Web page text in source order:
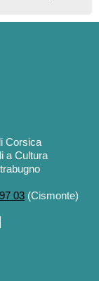
Corsica
a Cultura
03 (Cismonte)